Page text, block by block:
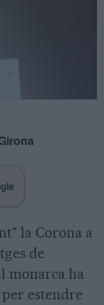
la Corona a
de
monarca ha
estendre